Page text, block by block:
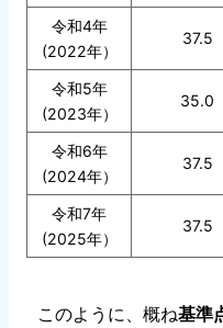
令和4年
(2022年）
37.5
令和5年
(2023年）
35.0
令和6年
(2024年）
37.5
令和7年
(2025年）
37.5
このように、概ね基準